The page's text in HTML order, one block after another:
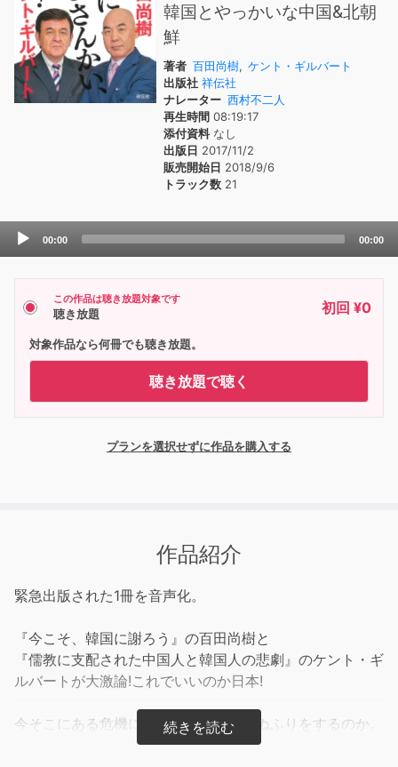
韓国とやっかいな中国&北朝
鮮
著者 百田尚樹, ケント・ギルバート
出版社 祥伝社
ナレーター 西村不二人
再生時間 08:19:17
添付資料なし
出版日 2017/11/2
販売開始日 2018/9/6
トラック数 21
Audio
00:00 00:00
この作品は聴き放題対象です
聴き放題 初回 ¥0
対象作品なら何冊でも聴き放題。
聴き放題で聴く
プランを選択せずに作品を購入する
作品紹介
緊急出版された1冊を音声化。
『今こそ、韓国に謝ろう』の百田尚樹と
『儒教に支配された中国人と韓国人の悲劇』のケント・ギ
ルバートが大激論!これでいいのか日本!
今そこにある危機に、いつまで見て見ぬふりをするのか。
今日本が抱える問題を洗いざらいに大激論。